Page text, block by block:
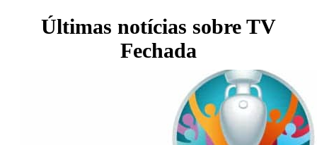
Últimas notícias sobre TV
Fechada